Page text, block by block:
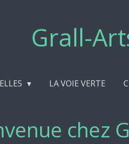
Grall-
LA VOIE VERTE
chez